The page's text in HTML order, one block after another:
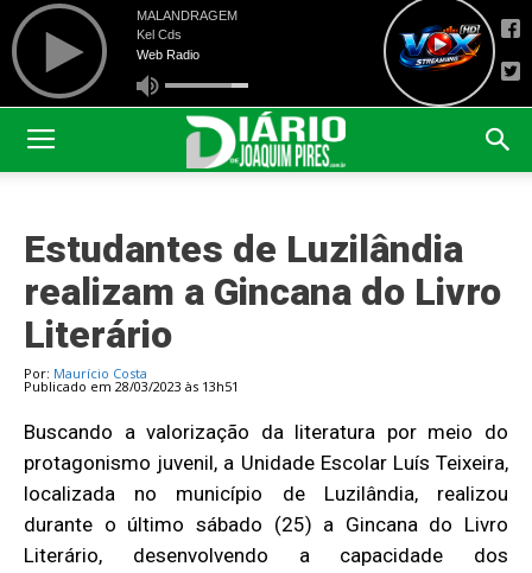
Estudantes de Luzilândia
realizam a Gincana do Livro
Literário
Por: Maurício Costa
Publicado em 28/03/2023 às 13h51
Buscando a valorização da literatura por meio do
protagonismo juvenil, a Unidade Escolar Luís Teixeira,
localizada no município de Luzilândia, realizou
durante o último sábado (25) a Gincana do Livro
Literário, desenvolvendo a capacidade dos